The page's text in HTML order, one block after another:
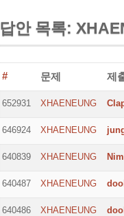
답안 목록:
# 문제 제
652931 XHAENEUNG
646924 XHAENEUNG
640839 XHAENEUNG
640487 XHAENEUNG
640486 XHAENEUNG